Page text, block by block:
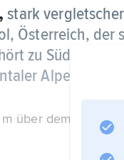
stark
Österreich, der
zu Südtirol,
Alpen);
über dem